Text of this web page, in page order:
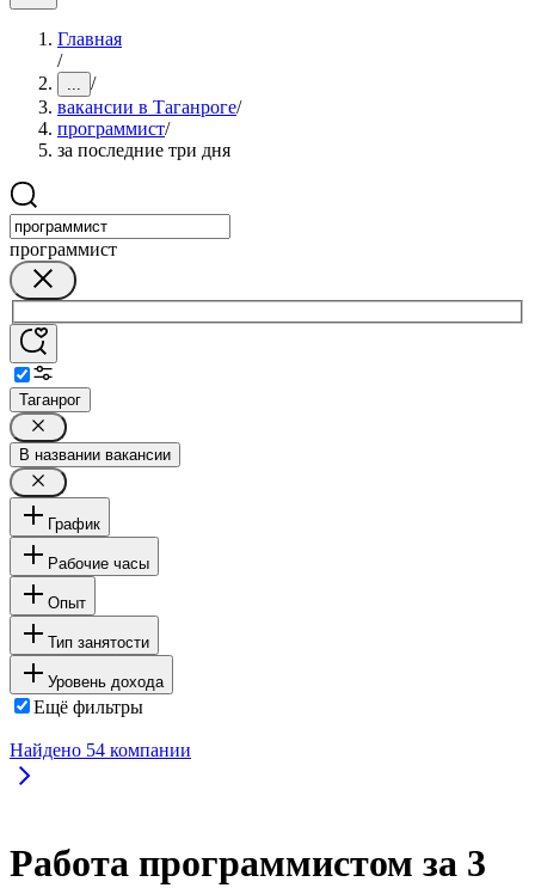
Главная
/
... /
вакансии в Таганроге/
программист/
за последние три дня
программист
Таганрог
В названии вакансии
График
Рабочие часы
Опыт
Тип занятости
Уровень дохода
Ещё фильтры
Найдено 54 компании
Работа программистом за 3